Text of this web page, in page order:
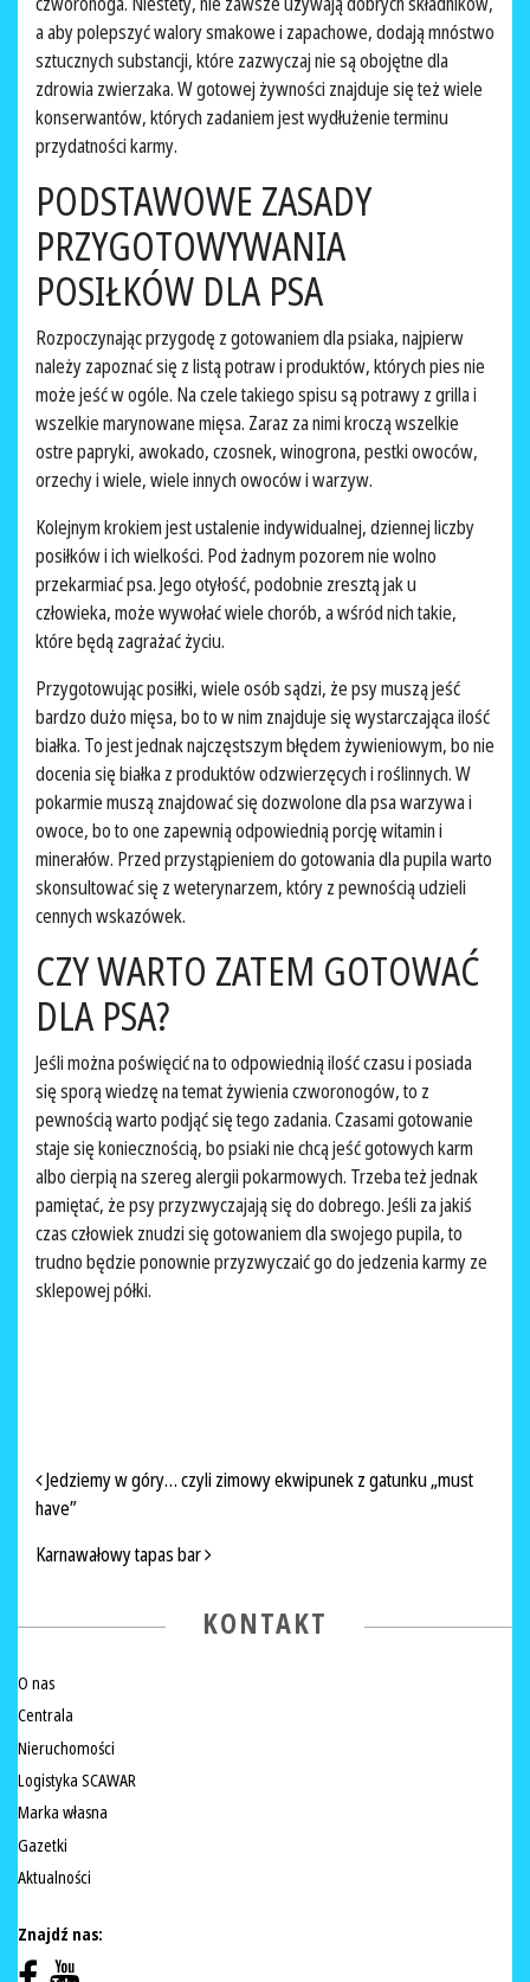
a aby polepszyć walory smakowe i zapachowe, dodają mnóstwo
sztucznych substancji, które zazwyczaj nie są obojętne dla
zdrowia zwierzaka. W gotowej żywności znajduje się też wiele
konserwantów, których zadaniem jest wydłużenie terminu
przydatności karmy.
PODSTAWOWE ZASADY
PRZYGOTOWYWANIA
POSIŁKÓW DLA PSA
Rozpoczynając przygodę z gotowaniem dla psiaka, najpierw
należy zapoznać się z listą potraw i produktów, których pies nie
może jeść w ogóle. Na czele takiego spisu są potrawy z grilla i
wszelkie marynowane mięsa. Zaraz za nimi kroczą wszelkie
ostre papryki, awokado, czosnek, winogrona, pestki owoców,
orzechy i wiele, wiele innych owoców i warzyw.
Kolejnym krokiem jest ustalenie indywidualnej, dziennej liczby
posiłków i ich wielkości. Pod żadnym pozorem nie wolno
przekarmiać psa. Jego otyłość, podobnie zresztą jak u
człowieka, może wywołać wiele chorób, a wśród nich takie,
które będą zagrażać życiu.
Przygotowując posiłki, wiele osób sądzi, że psy muszą jeść
bardzo dużo mięsa, bo to w nim znajduje się wystarczająca ilość
białka. To jest jednak najczęstszym błędem żywieniowym, bo nie
docenia się białka z produktów odzwierzęcych i roślinnych. W
pokarmie muszą znajdować się dozwolone dla psa warzywa i
owoce, bo to one zapewnią odpowiednią porcję witamin i
minerałów. Przed przystąpieniem do gotowania dla pupila warto
skonsultować się z weterynarzem, który z pewnością udzieli
cennych wskazówek.
CZY WARTO ZATEM GOTOWAĆ
DLA PSA?
Jeśli można poświęcić na to odpowiednią ilość czasu i posiada
się sporą wiedzę na temat żywienia czworonogów, to z
pewnością warto podjąć się tego zadania. Czasami gotowanie
staje się koniecznością, bo psiaki nie chcą jeść gotowych karm
albo cierpią na szereg alergii pokarmowych. Trzeba też jednak
pamiętać, że psy przyzwyczajają się do dobrego. Jeśli za jakiś
czas człowiek znudzi się gotowaniem dla swojego pupila, to
trudno będzie ponownie przyzwyczaić go do jedzenia karmy ze
sklepowej półki.
NAWIGACJA PO ARTYKUŁACH
Jedziemy w góry… czyli zimowy ekwipunek z gatunku „must
have”
Karnawałowy tapas bar
KONTAKT
O nas
Centrala
Nieruchomości
Logistyka SCAWAR
Marka własna
Gazetki
Aktualności
Znajdź nas: